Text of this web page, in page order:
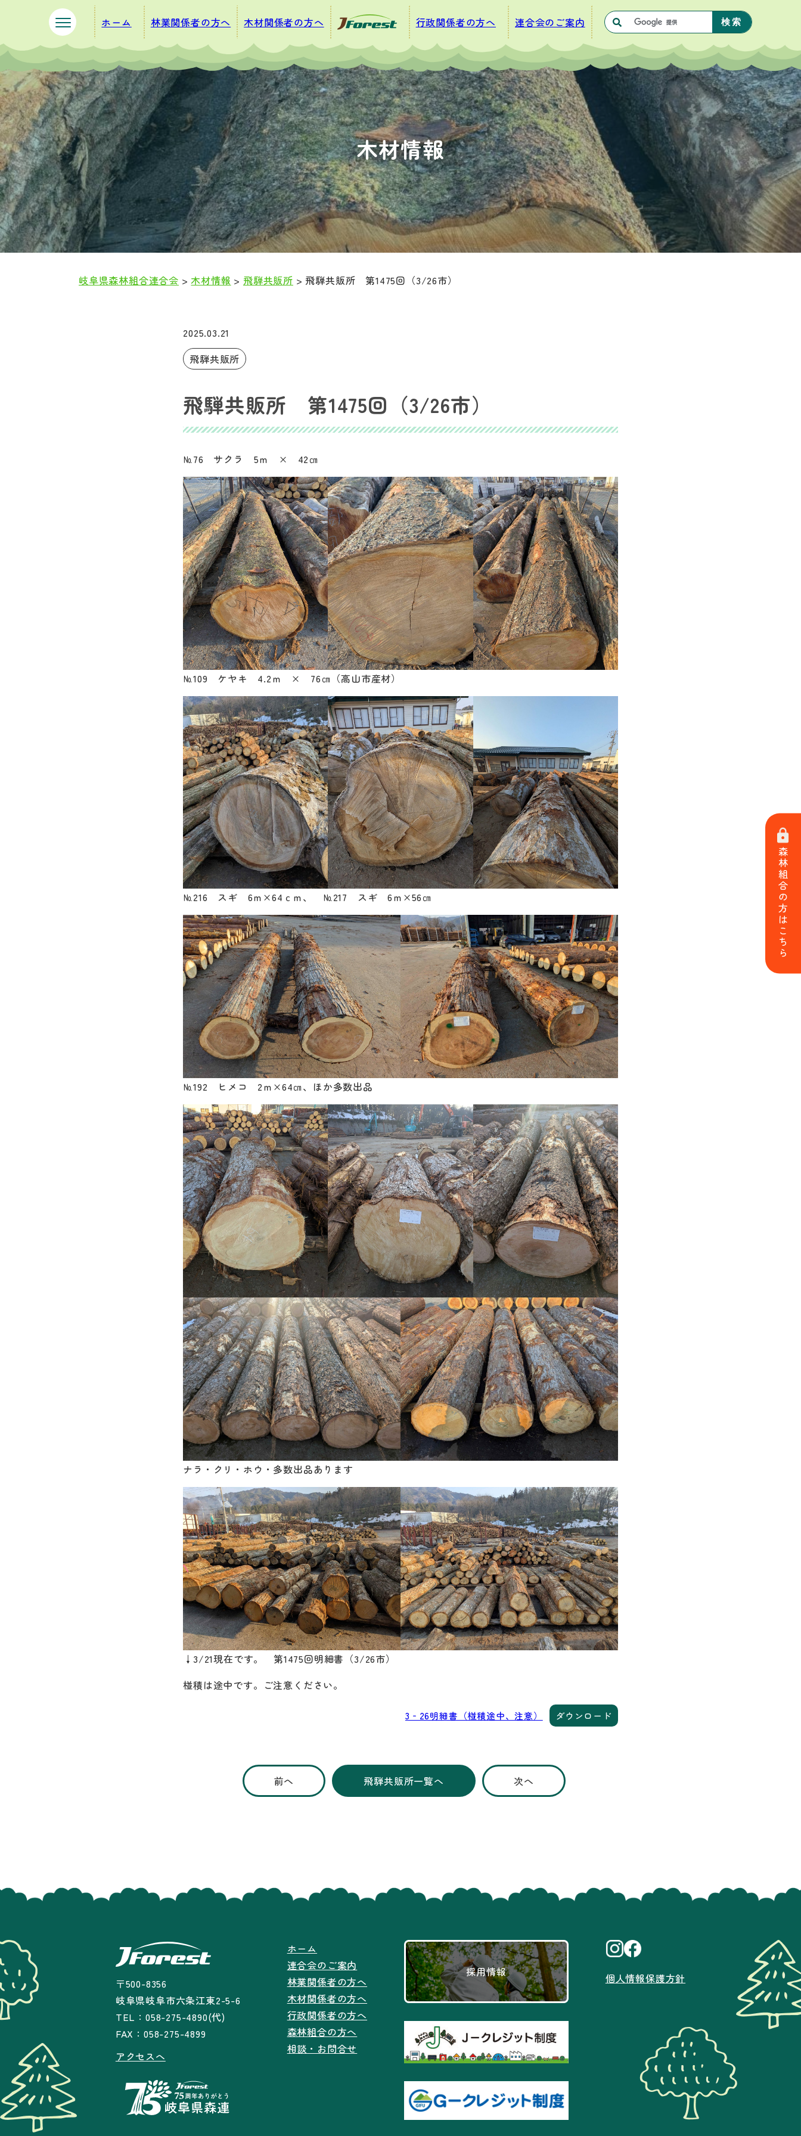
ジ
の
先
頭
で
す
。
ュ
ー
を
飛
ば
し
て
本
文
へ
ホーム 林業関係者の方へ 木材関係者の方へ 行政関係者の方へ 連合会のご案内
森林組合の方はこちら
木材情報
岐阜県森林組合連合会 >木材情報 > 飛騨共販所 > 飛騨共販所 第1475回（3/26市）
2025.03.21
飛騨共販所
飛騨共販所 第1475回（3/26市）
№76 サクラ 5ｍ × 42㎝
№109 ケヤキ 4.2ｍ × 76㎝（高山市産材）
№216 スギ 6ｍ×64ｃｍ、 №217 スギ 6ｍ×56㎝
№192 ヒメコ 2ｍ×64㎝、ほか多数出品
ナラ・クリ・ホウ・多数出品あります
↓3/21現在です。 第1475回明細書（3/26市）
椪積は途中です。ご注意ください。
3‐26明細書（椪積途中、注意） ダウンロード
前へ 飛騨共販所一覧へ 次へ
〒500-8356
岐阜県岐阜市六条江東2-5-6
TEL：058-275-4890(代)
FAX：058-275-4899
アクセスへ
ホーム
連合会のご案内
林業関係者の方へ
木材関係者の方へ
行政関係者の方へ
森林組合の方へ
相談・お問合せ
採用情報 個人情報保護方針